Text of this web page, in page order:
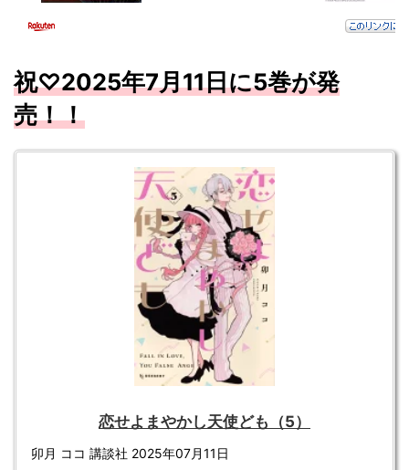
祝♡2025年7月11日に5巻が発
売！！
恋せよまやかし天使ども（5）
卯月 ココ 講談社 2025年07月11日